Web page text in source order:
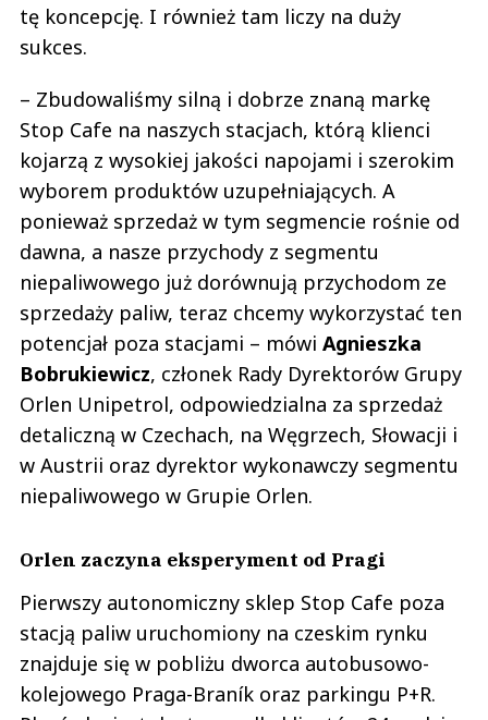
tę koncepcję. I również tam liczy na duży
sukces.
– Zbudowaliśmy silną i dobrze znaną markę
Stop Cafe na naszych stacjach, którą klienci
kojarzą z wysokiej jakości napojami i szerokim
wyborem produktów uzupełniających. A
ponieważ sprzedaż w tym segmencie rośnie od
dawna, a nasze przychody z segmentu
niepaliwowego już dorównują przychodom ze
sprzedaży paliw, teraz chcemy wykorzystać ten
potencjał poza stacjami – mówi Agnieszka
Bobrukiewicz, członek Rady Dyrektorów Grupy
Orlen Unipetrol, odpowiedzialna za sprzedaż
detaliczną w Czechach, na Węgrzech, Słowacji i
w Austrii oraz dyrektor wykonawczy segmentu
niepaliwowego w Grupie Orlen.
Orlen zaczyna eksperyment od Pragi
Pierwszy autonomiczny sklep Stop Cafe poza
stacją paliw uruchomiony na czeskim rynku
znajduje się w pobliżu dworca autobusowo-
kolejowego Praga-Braník oraz parkingu P+R.